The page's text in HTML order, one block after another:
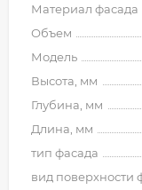
Материал фасада
Объем
Модель
Высота, мм
Глубина, мм
Длина, мм
тип фасада
вид поверхности